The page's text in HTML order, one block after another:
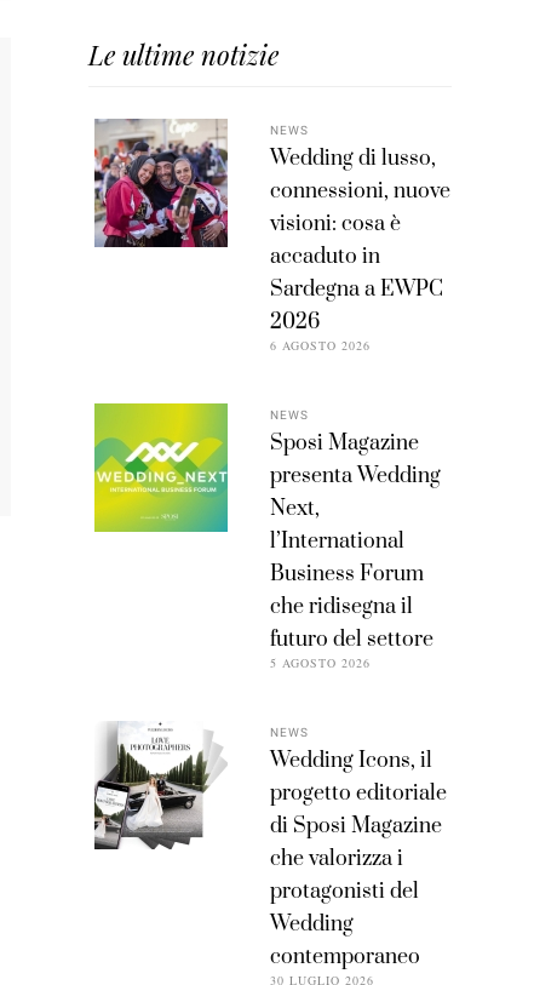
Le ultime notizie
NEWS
Wedding di lusso,
connessioni, nuove
visioni: cosa è
accaduto in
Sardegna a EWPC
2026
6 AGOSTO 2026
NEWS
Sposi Magazine
presenta Wedding
Next,
l’International
Business Forum
che ridisegna il
futuro del settore
5 AGOSTO 2026
NEWS
Wedding Icons, il
progetto editoriale
di Sposi Magazine
che valorizza i
protagonisti del
Wedding
contemporaneo
30 LUGLIO 2026